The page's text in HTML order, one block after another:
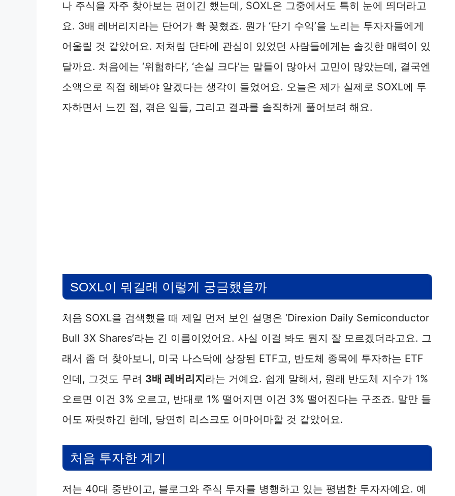
나 주식을 자주 찾아보는 편이긴 했는데, SOXL은 그중에서도 특히 눈에 띄더라고
요. 3배 레버리지라는 단어가 확 꽂혔죠. 뭔가 ‘단기 수익’을 노리는 투자자들에게
어울릴 것 같았어요. 저처럼 단타에 관심이 있었던 사람들에게는 솔깃한 매력이 있
달까요. 처음에는 ‘위험하다’, ‘손실 크다’는 말들이 많아서 고민이 많았는데, 결국엔
소액으로 직접 해봐야 알겠다는 생각이 들었어요. 오늘은 제가 실제로 SOXL에 투
자하면서 느낀 점, 겪은 일들, 그리고 결과를 솔직하게 풀어보려 해요.
SOXL이 뭐길래 이렇게 궁금했을까
처음 SOXL을 검색했을 때 제일 먼저 보인 설명은 ‘Direxion Daily Semiconductor
Bull 3X Shares’라는 긴 이름이었어요. 사실 이걸 봐도 뭔지 잘 모르겠더라고요. 그
래서 좀 더 찾아보니, 미국 나스닥에 상장된 ETF고, 반도체 종목에 투자하는 ETF
인데, 그것도 무려 3배 레버리지라는 거예요. 쉽게 말해서, 원래 반도체 지수가 1%
오르면 이건 3% 오르고, 반대로 1% 떨어지면 이건 3% 떨어진다는 구조죠. 말만 들
어도 짜릿하긴 한데, 당연히 리스크도 어마어마할 것 같았어요.
처음 투자한 계기
저는 40대 중반이고, 블로그와 주식 투자를 병행하고 있는 평범한 투자자예요. 예